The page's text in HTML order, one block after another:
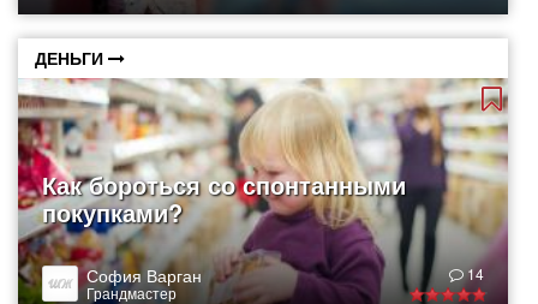
ДЕНЬГИ
Как бороться со спонтанными
покупками?
София Варган
Грандмастер
14